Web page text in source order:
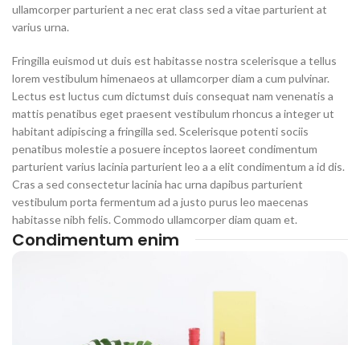
ullamcorper parturient a nec erat class sed a vitae parturient at
varius urna.
Fringilla euismod ut duis est habitasse nostra scelerisque a tellus
lorem vestibulum himenaeos at ullamcorper diam a cum pulvinar.
Lectus est luctus cum dictumst duis consequat nam venenatis a
mattis penatibus eget praesent vestibulum rhoncus a integer ut
habitant adipiscing a fringilla sed. Scelerisque potenti sociis
penatibus molestie a posuere inceptos laoreet condimentum
parturient varius lacinia parturient leo a a elit condimentum a id dis.
Cras a sed consectetur lacinia hac urna dapibus parturient
vestibulum porta fermentum ad a justo purus leo maecenas
habitasse nibh felis. Commodo ullamcorper diam quam et.
Condimentum enim